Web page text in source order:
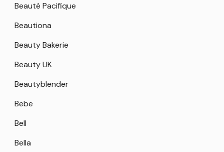
Beauté Pacifique
Beautiona
Beauty Bakerie
Beauty UK
Beautyblender
Bebe
Bell
Bella